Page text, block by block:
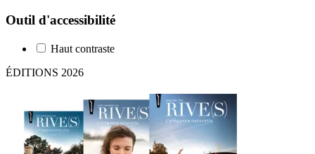
Outil d'accessibilité
Haut contraste
ÉDITIONS 2026